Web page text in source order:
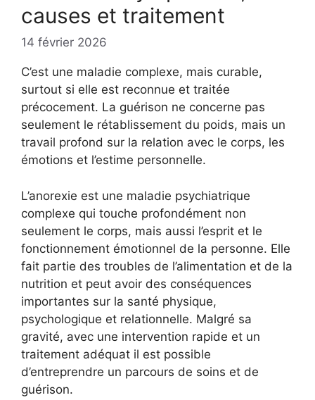
causes et traitement
14 février 2026
C’est une maladie complexe, mais curable,
surtout si elle est reconnue et traitée
précocement. La guérison ne concerne pas
seulement le rétablissement du poids, mais un
travail profond sur la relation avec le corps, les
émotions et l’estime personnelle.
L’anorexie est une maladie psychiatrique
complexe qui touche profondément non
seulement le corps, mais aussi l’esprit et le
fonctionnement émotionnel de la personne. Elle
fait partie des troubles de l’alimentation et de la
nutrition et peut avoir des conséquences
importantes sur la santé physique,
psychologique et relationnelle. Malgré sa
gravité, avec une intervention rapide et un
traitement adéquat il est possible
d’entreprendre un parcours de soins et de
guérison.